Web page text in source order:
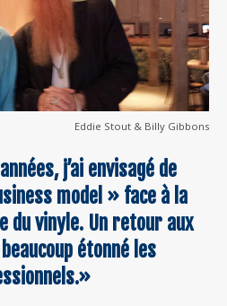
Eddie Stout & Billy Gibbons
j’ai envisagé de
model » face à la
du vinyle. Un retour aux
étonné les